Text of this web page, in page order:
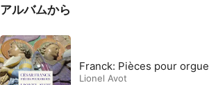
アルバムから
Franck: Pièces pour orgue
Lionel Avot